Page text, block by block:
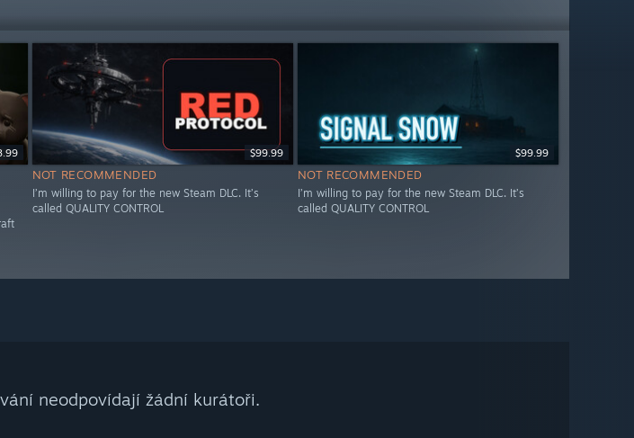
$99.99
NOT RECOMMENDED
I’m willing to pay for the new Steam DLC. It’s
called QUALITY CONTROL
$99.99
NOT RECOMMENDED
I’m willing to pay for the new Steam DLC. It’s
called QUALITY CONTROL
neodpovídají žádní kurátoři.